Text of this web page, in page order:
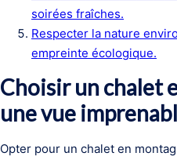
soirées fraîches.
Respecter la nature
empreinte écologique.
Choisir un chalet
une vue
Opter pour un chalet en